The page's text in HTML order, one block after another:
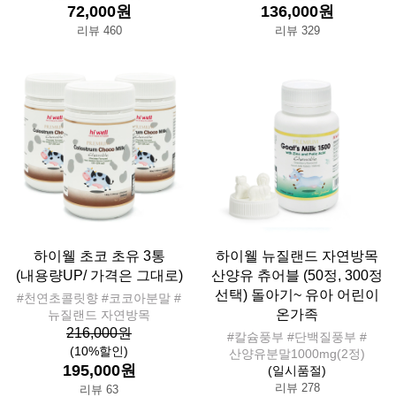
72,000원
리뷰 460
136,000원
리뷰 329
하이웰 초코 초유 3통
(내용량UP/ 가격은 그대로)
#천연초콜릿향 #코코아분말 #
뉴질랜드 자연방목
216,000원
(10%할인)
195,000원
리뷰 63
하이웰 뉴질랜드 자연방목
산양유 츄어블 (50정, 300정
선택) 돌아기~ 유아 어린이
온가족
#칼슘풍부 #단백질풍부 #
산양유분말1000mg(2정)
(일시품절)
리뷰 278